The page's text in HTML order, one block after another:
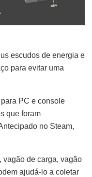
escudos de energia e
para evitar uma
PC e console
que foram
no Steam,
vagão de carga, vagão
ajudá-lo a coletar